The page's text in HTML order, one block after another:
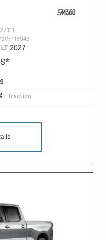
27111
2027
*
Traction